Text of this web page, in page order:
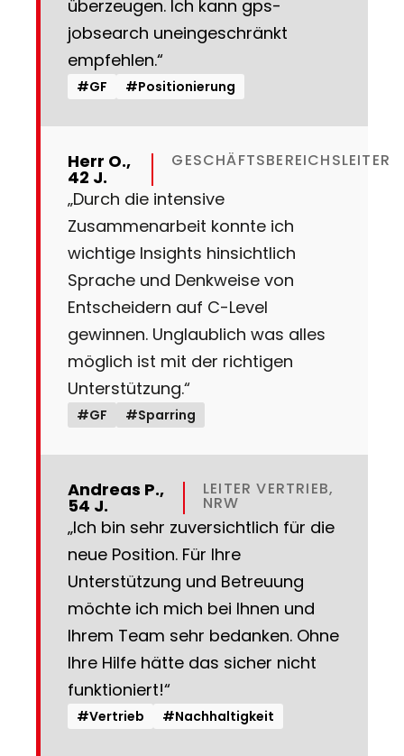
überzeugen. Ich kann gps-
jobsearch uneingeschränkt
empfehlen.“
#GF #Positionierung
Herr O.,
42 J.
GESCHÄFTSBEREICHSLEITER
„Durch die intensive
Zusammenarbeit konnte ich
wichtige Insights hinsichtlich
Sprache und Denkweise von
Entscheidern auf C-Level
gewinnen. Unglaublich was alles
möglich ist mit der richtigen
Unterstützung.“
#GF #Sparring
Andreas P.,
54 J.
LEITER VERTRIEB,
NRW
„Ich bin sehr zuversichtlich für die
neue Position. Für Ihre
Unterstützung und Betreuung
möchte ich mich bei Ihnen und
Ihrem Team sehr bedanken. Ohne
Ihre Hilfe hätte das sicher nicht
funktioniert!“
#Vertrieb #Nachhaltigkeit